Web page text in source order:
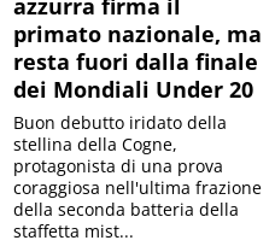
azzurra firma il
primato nazionale, ma
resta fuori dalla finale
dei Mondiali Under 20
Buon debutto iridato della
stellina della Cogne,
protagonista di una prova
coraggiosa nell'ultima frazione
della seconda batteria della
staffetta mist...